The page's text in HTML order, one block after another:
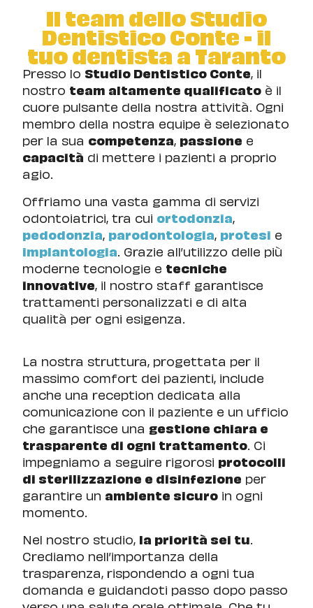
Il team dello Studio
Dentistico Conte - il
tuo dentista a Taranto
Presso lo Studio Dentistico Conte, il
nostro team altamente qualificato è il
cuore pulsante della nostra attività. Ogni
membro della nostra equipe è selezionato
per la sua competenza, passione e
capacità di mettere i pazienti a proprio
agio.
Offriamo una vasta gamma di servizi
odontoiatrici, tra cui ortodonzia,
pedodonzia, parodontologia, protesi e
implantologia . Grazie all’utilizzo delle più
moderne tecnologie e tecniche
innovative, il nostro staff garantisce
trattamenti personalizzati e di alta
qualità per ogni esigenza.
La nostra struttura, progettata per il
massimo comfort dei pazienti, include
anche una reception dedicata alla
comunicazione con il paziente e un ufficio
che garantisce una gestione chiara e
trasparente di ogni trattamento. Ci
impegniamo a seguire rigorosi protocolli
di sterilizzazione e disinfezione per
garantire un ambiente sicuro in ogni
momento.
Nel nostro studio, la priorità sei tu
Crediamo nell’importanza della
trasparenza, rispondendo a ogni tua
domanda e guidandoti passo dopo passo